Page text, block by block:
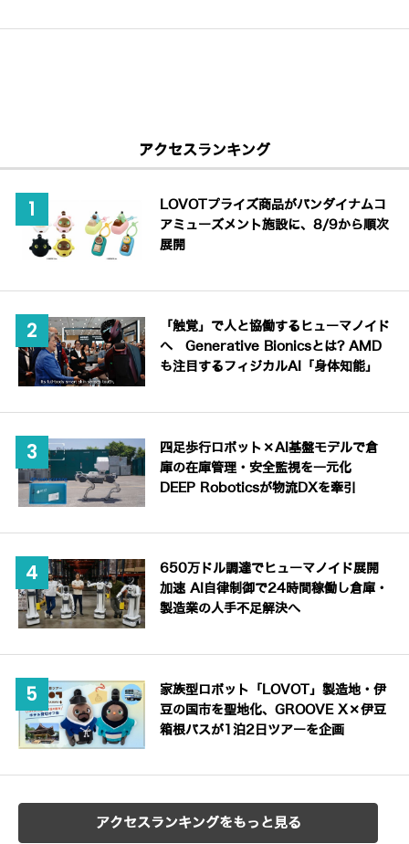
アクセスランキング
LOVOTプライズ商品がバンダイナムコ
アミューズメント施設に、8/9から順次
展開
「触覚」で人と協働するヒューマノイド
へ Generative Bionicsとは? AMD
も注目するフィジカルAI「身体知能」
四足歩行ロボット×AI基盤モデルで倉
庫の在庫管理・安全監視を一元化
DEEP Roboticsが物流DXを牽引
650万ドル調達でヒューマノイド展開
加速 AI自律制御で24時間稼働し倉庫・
製造業の人手不足解決へ
家族型ロボット「LOVOT」製造地・伊
豆の国市を聖地化、GROOVE X×伊豆
箱根バスが1泊2日ツアーを企画
アクセスランキングをもっと見る